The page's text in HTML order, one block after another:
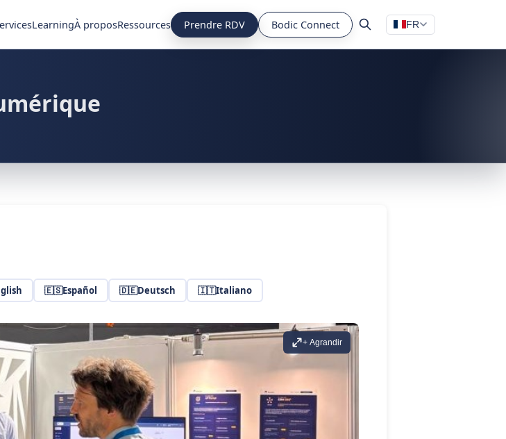
LearningÀ proposRessources Prendre RDV Bodic Connect FR
🇪🇸Español 🇩🇪Deutsch 🇮🇹Italiano
+ Agrandir